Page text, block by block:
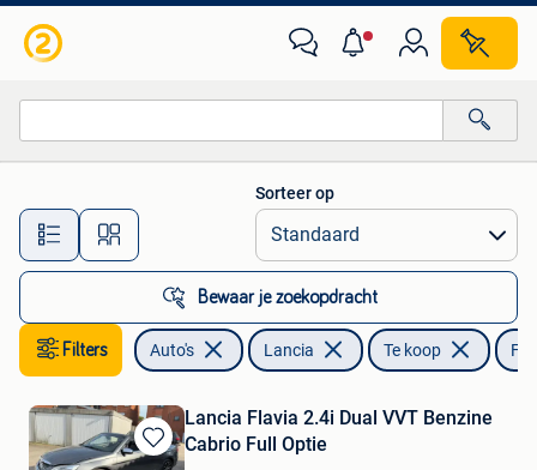
Alle afstanden…
Sorteer op
Bewaar je zoekopdracht
Filters Auto's Lancia Te koop
Bewaren
Lancia Flavia 2.4i Dual VVT Benzine
Cabrio Full Optie